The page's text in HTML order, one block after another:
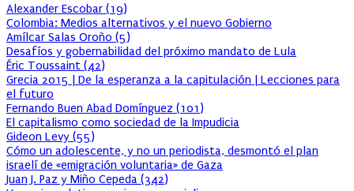
Alexander Escobar (19)
Colombia: Medios alternativos y el nuevo Gobierno
Amílcar Salas Oroño (5)
Desafíos y gobernabilidad del próximo mandato de Lula
Éric Toussaint (42)
Grecia 2015 | De la esperanza a la capitulación | Lecciones para
el futuro
Fernando Buen Abad Domínguez (101)
El capitalismo como sociedad de la Impudicia
Gideon Levy (55)
Cómo un adolescente, y no un periodista, desmontó el plan
israelí de «emigración voluntaria» de Gaza
Juan J. Paz y Miño Cepeda (342)